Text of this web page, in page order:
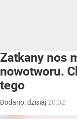
Zatkany nos
nowotworu.
tego
Dodano:dzisiaj 20:02